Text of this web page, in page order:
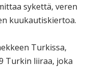
sykettä, veren
kuukautiskiertoa.
Turkissa,
Turkin liiraa, joka